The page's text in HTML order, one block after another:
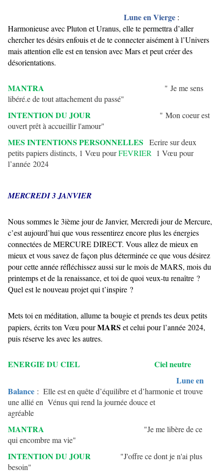
Lune en Vierge :
Harmonieuse avec Pluton et Uranus, elle te permettra d’aller
chercher tes désirs enfouis et de te connecter aisément à l’Univers
mais attention elle est en tension avec Mars et peut créer des
désorientations.
MANTRA
" Je me sens
libéré.e de tout attachement du passé"
INTENTION DU JOUR
" Mon coeur est
ouvert prêt à accueillir l'amour"
MES INTENTIONS PERSONNELLES
Ecrire sur deux
petits papiers distincts, 1 Vœu pourFEVRIER
1 Vœu pour
l’année 2024
MERCREDI 3 JANVIER
Nous sommes le 3ième jour de Janvier, Mercredi jour de Mercure,
c’est aujourd’hui que vous ressentirez encore plus les énergies
connectées de MERCURE DIRECT. Vous allez de mieux en
mieux et vous savez de façon plus déterminée ce que vous désirez
pour cette année réfléchissez aussi sur le mois de MARS, mois du
printemps et de la renaissance, et toi de quoi veux-tu renaître ?
Quel est le nouveau projet qui t’inspire ?
Mets toi en méditation, allume ta bougie et prends tes deux petits
papiers, écrits ton Vœu pourMARS et celui pour l’année 2024,
puis réserve les avec les autres.
ENERGIE DU CIEL
Ciel neutre
Lune en
Balance : Elle est en quête d’équilibre et d’harmonie et trouve
une allié en Vénus qui rend la journée douce et
agréable
MANTRA
"Je me libère de ce
qui encombre ma vie"
INTENTION DU JOUR
"J'offre ce dont je n'ai plus
besoin"